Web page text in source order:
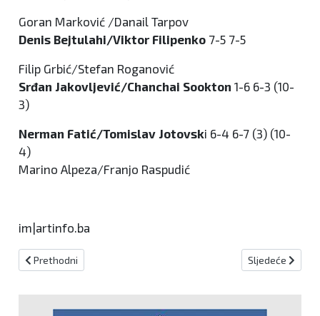
Goran Marković /Danail Tarpov
Denis Bejtulahi/Viktor Filipenko 7-5 7-5
Filip Grbić/Stefan Roganović
Srđan Jakovljević/Chanchai Sookton 1-6 6-3 (10-
3)
Nerman Fatić/Tomislav Jotovski 6-4 6-7 (3) (10-
4)
Marino Alpeza/Franjo Raspudić
im|artinfo.ba
Prethodni članak: Utakmica s Rijekom danas će se ipak odigrati
Prethodni Sljedeći članak:
Sljedeće